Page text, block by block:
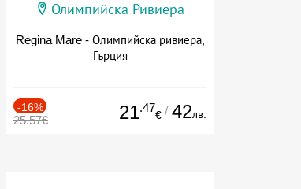
Олимпийска Ривиера
Regina Mare - Олимпийска ривиера,
Гърция
-16%
25.57€ 21.47
€ / 42лв.